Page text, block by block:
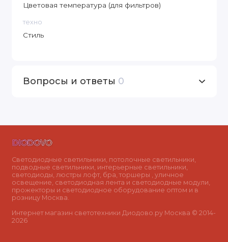
Цветовая температура (для фильтров)
техно
Стиль
Вопросы и ответы 0
Светодиодные светильники, потолочные светильники,
подводные светильники, интерьерные светильники,
светодиоды, люстры лофт, бра, торшеры , уличное
освещение, светодиодная лента и светодиодные модули,
прожекторы и светодиодное оборудование оптом и в
розницу Москва.
Интернет магазин светотехники Диодово.ру Москва © 2014-
2026